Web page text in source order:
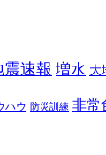
震速報 増水 大
ハウ 防災訓練 非常